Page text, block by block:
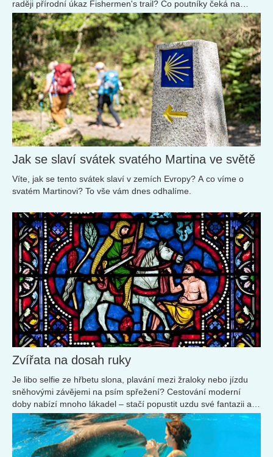
raději přírodní úkaz Fishermen's trail? Co poutníky čeká na
cestách po jižních krajích.
Jak se slaví svátek svatého Martina ve světě
Víte, jak se tento svátek slaví v zemích Evropy? A co víme o
svatém Martinovi? To vše vám dnes odhalíme.
Zvířata na dosah ruky
Je libo selfie ze hřbetu slona, plavání mezi žraloky nebo jízdu
sněhovými závějemi na psím spřežení? Cestování moderní
doby nabízí mnoho lákadel – stačí popustit uzdu své fantazii a
splnit si dávné sny.